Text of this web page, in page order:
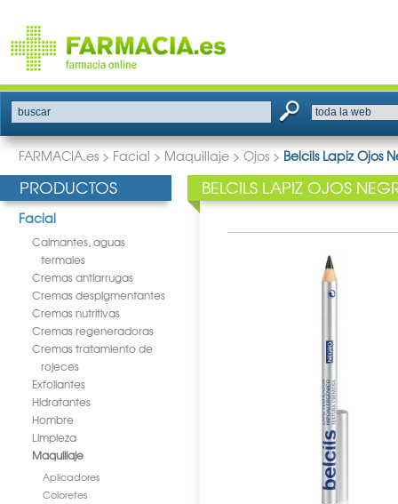
buscar
FARMACIA.es > Facial > Maquillaje > Ojos > Belcils Lapiz Ojos
PRODUCTOS
Facial
Calmantes, aguas
termales
Cremas antiarrugas
Cremas despigmentantes
Cremas nutritivas
Cremas regeneradoras
Cremas tratamiento de
rojeces
Exfoliantes
Hidratantes
Hombre
Limpieza
Maquillaje
Aplicadores
Coloretes
BELCILS LAPIZ OJOS